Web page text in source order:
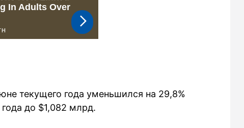
текущего года уменьшился на 29,8%
до $1,082 млрд.